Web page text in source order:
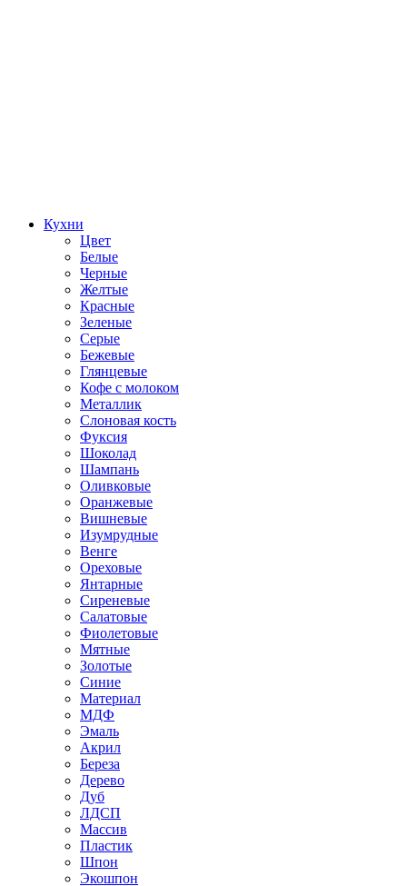
Кухни
Цвет
Белые
Черные
Желтые
Красные
Зеленые
Серые
Бежевые
Глянцевые
Кофе с молоком
Металлик
Слоновая кость
Фуксия
Шоколад
Шампань
Оливковые
Оранжевые
Вишневые
Изумрудные
Венге
Ореховые
Янтарные
Сиреневые
Салатовые
Фиолетовые
Мятные
Золотые
Синие
Материал
МДФ
Эмаль
Акрил
Береза
Дерево
Дуб
ЛДСП
Массив
Пластик
Шпон
Экошпон